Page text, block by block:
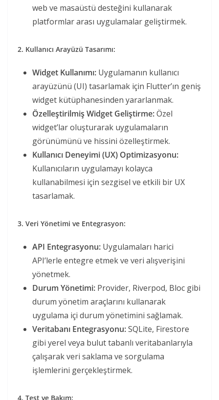
web ve masaüstü desteğini kullanarak
platformlar arası uygulamalar geliştirmek.
2. Kullanıcı Arayüzü Tasarımı:
Widget Kullanımı: Uygulamanın kullanıcı
arayüzünü (UI) tasarlamak için Flutter’ın geniş
widget kütüphanesinden yararlanmak.
Özelleştirilmiş Widget Geliştirme:Özel
widget’lar oluşturarak uygulamaların
görünümünü ve hissini özelleştirmek.
Kullanıcı Deneyimi (UX) Optimizasyonu:
Kullanıcıların uygulamayı kolayca
kullanabilmesi için sezgisel ve etkili bir UX
tasarlamak.
3. Veri Yönetimi ve Entegrasyon:
API Entegrasyonu: Uygulamaları harici
API’lerle entegre etmek ve veri alışverişini
yönetmek.
Durum Yönetimi: Provider, Riverpod, Bloc gibi
durum yönetim araçlarını kullanarak
uygulama içi durum yönetimini sağlamak.
Veritabanı Entegrasyonu:SQLite, Firestore
gibi yerel veya bulut tabanlı veritabanlarıyla
çalışarak veri saklama ve sorgulama
işlemlerini gerçekleştirmek.
4. Test ve Bakım: